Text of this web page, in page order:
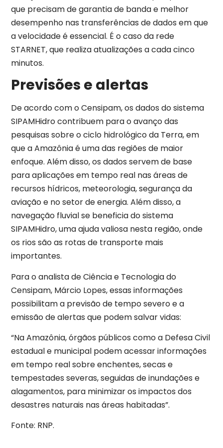
que precisam de garantia de banda e melhor
desempenho nas transferências de dados em que
a velocidade é essencial. É o caso da rede
STARNET, que realiza atualizações a cada cinco
minutos.
Previsões e alertas
De acordo com o Censipam, os dados do sistema
SIPAMHidro contribuem para o avanço das
pesquisas sobre o ciclo hidrológico da Terra, em
que a Amazônia é uma das regiões de maior
enfoque. Além disso, os dados servem de base
para aplicações em tempo real nas áreas de
recursos hídricos, meteorologia, segurança da
aviação e no setor de energia. Além disso, a
navegação fluvial se beneficia do sistema
SIPAMHidro, uma ajuda valiosa nesta região, onde
os rios são as rotas de transporte mais
importantes.
Para o analista de Ciência e Tecnologia do
Censipam, Márcio Lopes, essas informações
possibilitam a previsão de tempo severo e a
emissão de alertas que podem salvar vidas:
“Na Amazônia, órgãos públicos como a Defesa Civil
estadual e municipal podem acessar informações
em tempo real sobre enchentes, secas e
tempestades severas, seguidas de inundações e
alagamentos, para minimizar os impactos dos
desastres naturais nas áreas habitadas”.
Fonte: RNP.